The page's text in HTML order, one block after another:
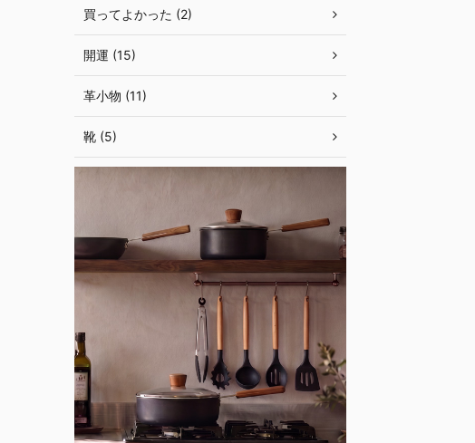
買ってよかった (2)
開運 (15)
革小物 (11)
靴 (5)